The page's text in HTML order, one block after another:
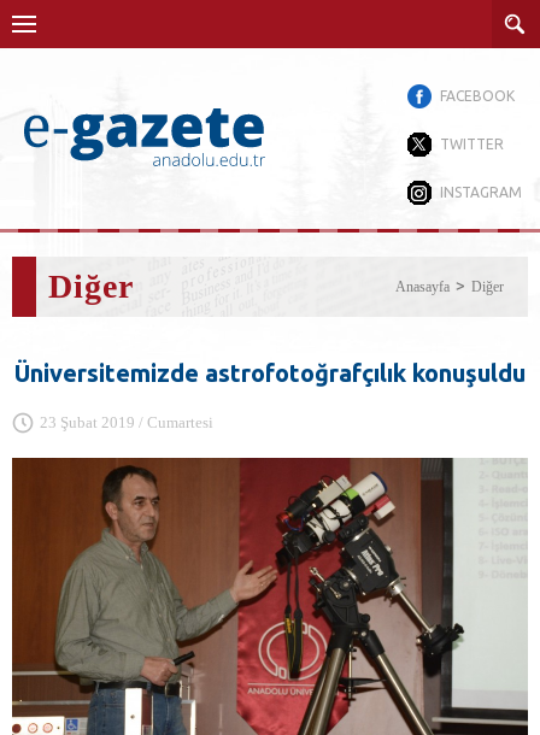
FACEBOOK
TWITTER
INSTAGRAM
Diğer Anasayfa Diğer
Üniversitemizde astrofotoğrafçılık konuşuldu
23 Şubat 2019 / Cumartesi